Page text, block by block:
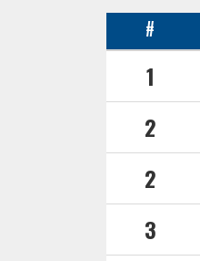
#
1
2
2
3